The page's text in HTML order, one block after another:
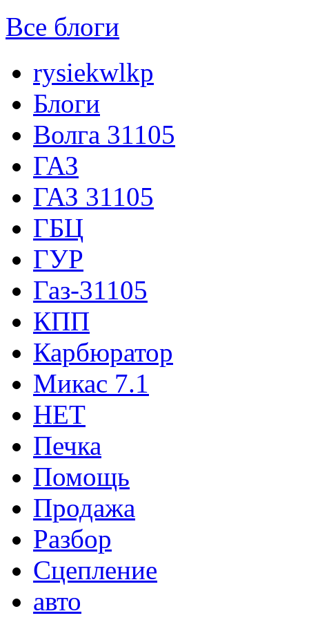
Все блоги
rysiekwlkp
Блоги
Волга 31105
ГАЗ
ГАЗ 31105
ГБЦ
ГУР
Газ-31105
КПП
Карбюратор
Микас 7.1
НЕТ
Печка
Помощь
Продажа
Разбор
Сцепление
авто